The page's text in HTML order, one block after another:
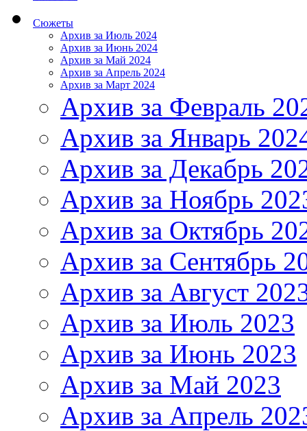
Сюжеты
Архив за Июль 2024
Архив за Июнь 2024
Архив за Май 2024
Архив за Апрель 2024
Архив за Март 2024
Архив за Февраль
Архив за Январь
Архив за Декабрь
Архив за Ноябрь
Архив за Октябрь
Архив за Сентябрь
Архив за Август
Архив за Июль 2023
Архив за Июнь 2023
Архив за Май 2023
Архив за Апрель